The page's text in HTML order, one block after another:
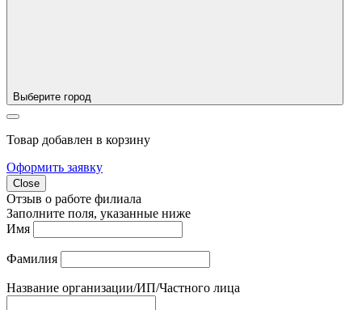
Выберите город
Товар добавлен в корзину
Оформить заявку
Close
Отзыв о работе филиала
Заполните поля, указанные ниже
Имя
Фамилия
Название организации/ИП/Частного лица